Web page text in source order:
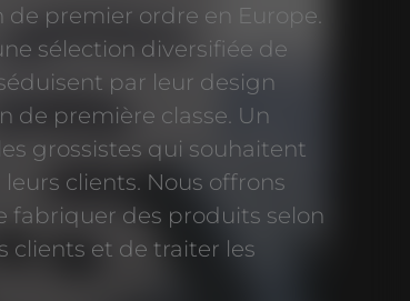
premier ordre en Europe.
sélection diversifiée de
par leur design
de première classe. Un
grossistes qui souhaitent
clients. Nous offrons
fabriquer des produits selon
clients et de traiter les